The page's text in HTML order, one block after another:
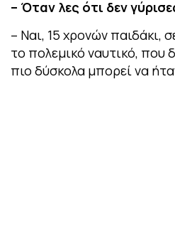
– Όταν λες ότι δεν
– Ναι, 15 χρονών παιδάκι,
το πολεμικό ναυτικό, που
πιο δύσκολα μπορεί να